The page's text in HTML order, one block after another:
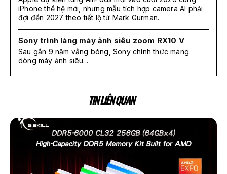
iPhone thế hệ mới, nhưng mẫu tích hợp camera AI phải
đợi đến 2027 theo tiết lộ từ Mark Gurman.
Sony trình làng máy ảnh siêu zoom RX10 V
Sau gần 9 năm vắng bóng, Sony chính thức mang
dòng máy ảnh siêu...
TIN LIÊN QUAN